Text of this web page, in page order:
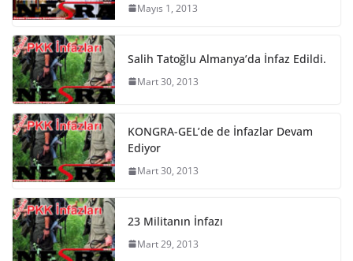
Mayıs 1, 2013
Salih Tatoğlu Almanya’da İnfaz Edildi.
Mart 30, 2013
KONGRA-GEL’de de İnfazlar Devam
Ediyor
Mart 30, 2013
23 Militanın İnfazı
Mart 29, 2013